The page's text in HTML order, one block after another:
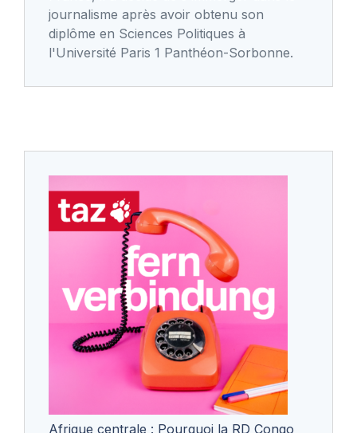
journalisme après avoir obtenu son
diplôme en Sciences Politiques à
l'Université Paris 1 Panthéon-Sorbonne.
Afrique centrale : Pourquoi la RD Congo